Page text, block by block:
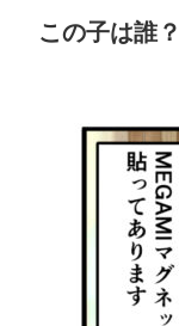
この子は誰？